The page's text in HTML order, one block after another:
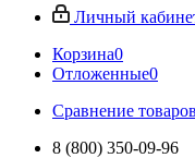
Личный
Корзина0
Отложенные0
Сравнение товаров
8 (800) 350-09-96